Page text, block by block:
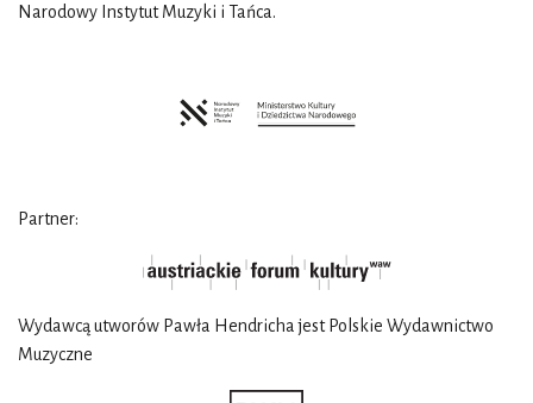
Narodowy Instytut Muzyki i Tańca.
Partner:
Wydawcą utworów Pawła Hendricha jest Polskie Wydawnictwo
Muzyczne